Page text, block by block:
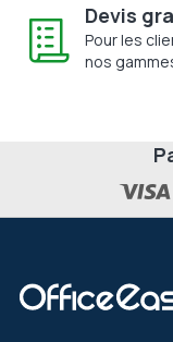
Devis
Pour les
nos